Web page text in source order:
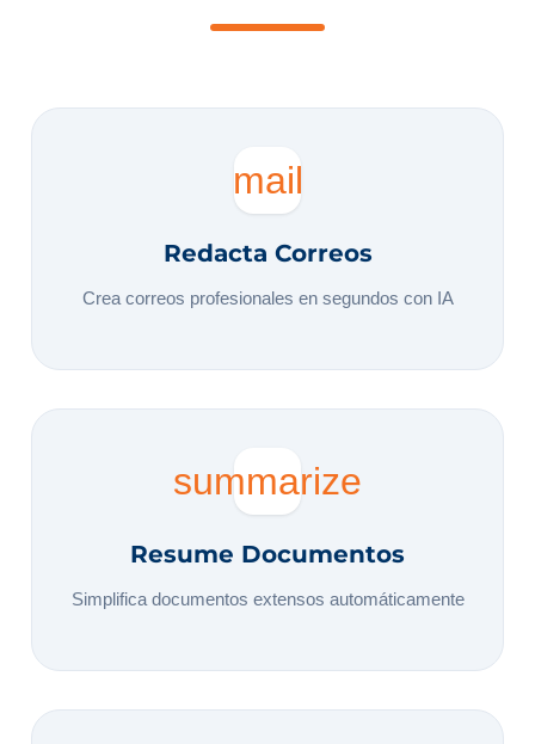
mail
Redacta Correos
Crea correos profesionales en segundos con IA
summarize
Resume Documentos
Simplifica documentos extensos automáticamente